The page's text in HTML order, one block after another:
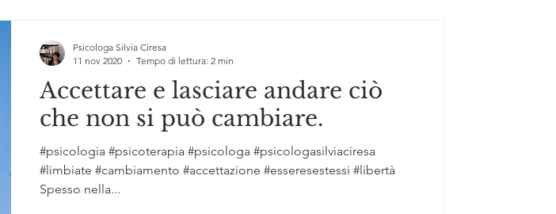
Accettare e lasciare andare ciò
che non si può cambiare.
#psicologia #psicoterapia #psicologa #psicologasilviaciresa
#limbiate #cambiamento #accettazione #esseresestessi #libertà
Spesso nella...
Psicologa Silvia Ciresa
11 nov 2020
Tempo di lettura: 2 min